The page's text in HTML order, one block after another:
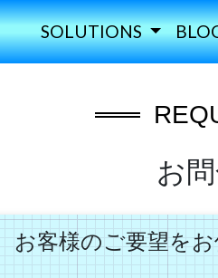
SOLUTIONS
お
お客様のご要望を